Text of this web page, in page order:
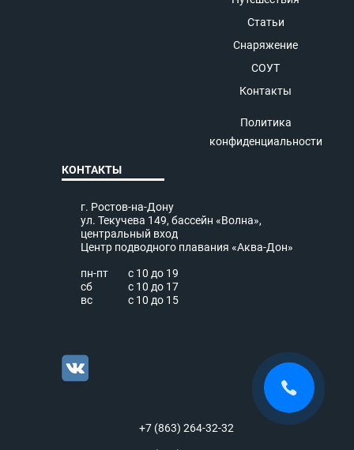
Статьи
Снаряжение
СОУТ
Контакты
Политика
конфиденциальности
КОНТАКТЫ
г. Ростов-на-Дону
ул. Текучева 149, бассейн «Волна»,
центральный вход
Центр подводного плавания «Аква-Дон»
пн-пт
с 10 до 19
сб
с 10 до 17
вс
с 10 до 15
+7 (863) 264-32-32